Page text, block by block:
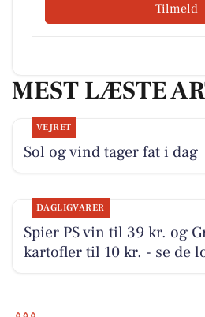
Tilmeld
MEST LÆSTE
VEJRET
Sol og vind tager fat i dag
DAGLIGVARER
Spier PS vin til 39 kr. og
kartofler til 10 kr. - se de